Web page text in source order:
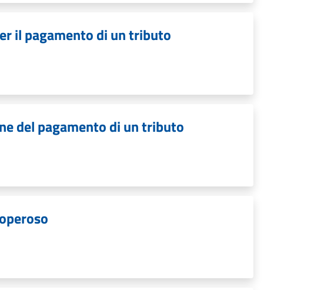
il pagamento di un tributo
del pagamento di un tributo